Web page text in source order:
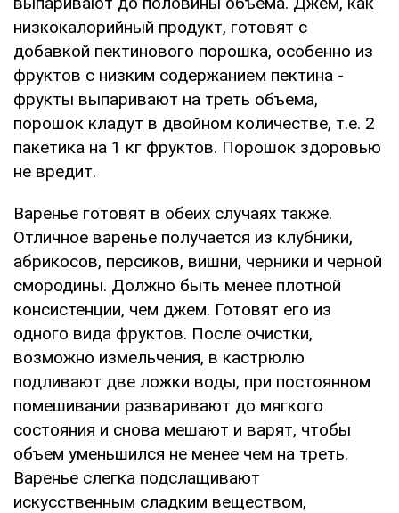
низкокалорийный продукт, готовят с
добавкой пектинового порошка, особенно из
фруктов с низким содержанием пектина -
фрукты выпаривают на треть объема,
порошок кладут в двойном количестве, т.е. 2
пакетика на 1 кг фруктов. Порошок здоровью
не вредит.
Варенье готовят в обеих случаях также.
Отличное варенье получается из клубники,
абрикосов, персиков, вишни, черники и черной
смородины. Должно быть менее плотной
консистенции, чем джем. Готовят его из
одного вида фруктов. После очистки,
возможно измельчения, в кастрюлю
подливают две ложки воды, при постоянном
помешивании разваривают до мягкого
состояния и снова мешают и варят, чтобы
объем уменьшился не менее чем на треть.
Варенье слегка подслащивают
искусственным сладким веществом,